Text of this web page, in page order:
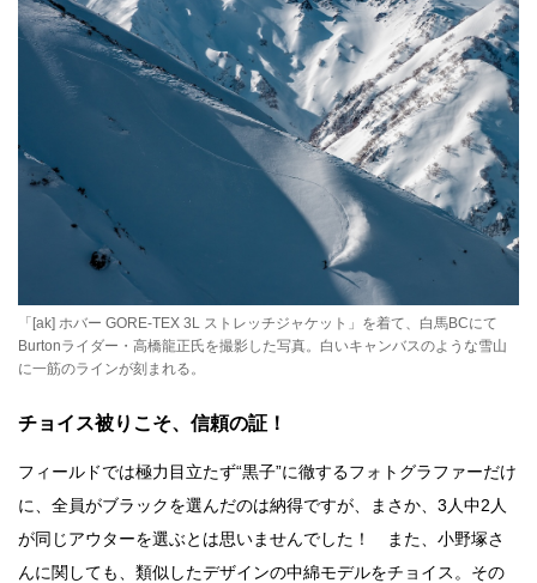
「[ak] ホバー GORE-TEX 3L ストレッチジャケット」を着て、白馬BCにて
Burtonライダー・高橋龍正氏を撮影した写真。白いキャンバスのような雪山
に一筋のラインが刻まれる。
チョイス被りこそ、信頼の証！
フィールドでは極力目立たず“黒子”に徹するフォトグラファーだけ
に、全員がブラックを選んだのは納得ですが、まさか、3人中2人
が同じアウターを選ぶとは思いませんでした！ また、小野塚さ
んに関しても、類似したデザインの中綿モデルをチョイス。その